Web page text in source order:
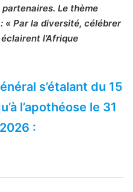
Le thème
« Par la diversité, célébrer
l’Afrique
s’étalant du 15
l’apothéose le 31
: